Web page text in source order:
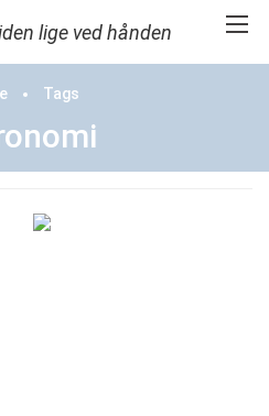
lige ved hånden
Tags